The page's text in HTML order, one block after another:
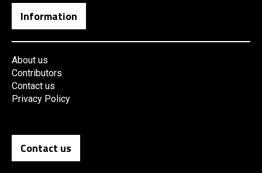
Information
About us
Contributors
Contact us
Privacy Policy
Contact us